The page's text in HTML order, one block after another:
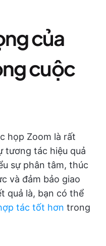
của
cuộc
họp Zoom là rất
tương tác hiệu quả
sự phân tâm, thúc
và đảm bảo giao
quả là, bạn có thể
tác tốt hơn trong